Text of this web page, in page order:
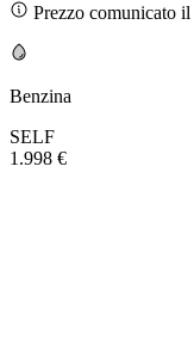
Prezzo comunicato il
Benzina
SELF
1.998 €